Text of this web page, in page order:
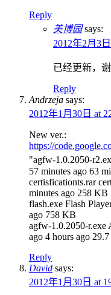
Reply
美博园 says:
2012年2月3
已经更新，
Reply
Andrzeja says:
2012年1月30日 at
New ver.:
https://
"agfw-1.0.2050-
57 minutes ago 63
certisficationts.rar
minutes ago 258 KB
flash.exe Flash
ago 758 KB
agfw-1.0.2050-r.exe
ago 4 hours ago
Reply
David says:
2012年1月30日 at